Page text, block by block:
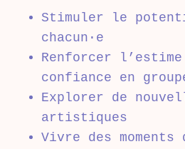
Stimuler le
chacun·e
Renforcer
confiance en
Explorer de
artistiques
Vivre des